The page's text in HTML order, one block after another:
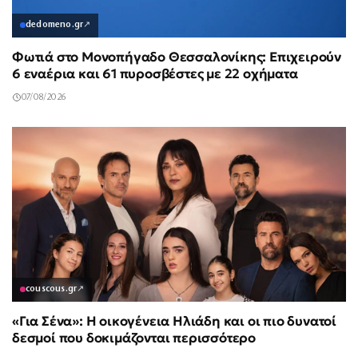
dedomeno.gr↗
Φωτιά στο Μονοπήγαδο Θεσσαλονίκης: Επιχειρούν
6 εναέρια και 61 πυροσβέστες με 22 οχήματα
07/08/2026
couscous.gr↗
«Για Σένα»: Η οικογένεια Ηλιάδη και οι πιο δυνατοί
δεσμοί που δοκιμάζονται περισσότερο